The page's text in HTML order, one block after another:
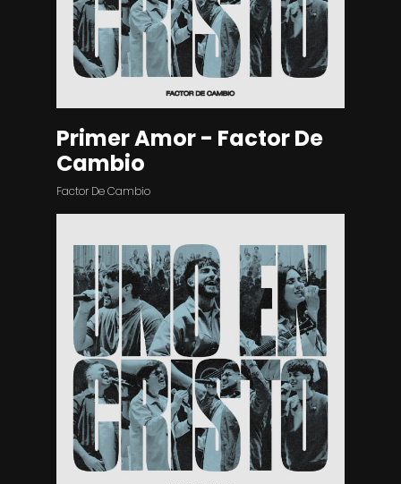
Primer Amor - Factor De
Cambio
Factor De Cambio